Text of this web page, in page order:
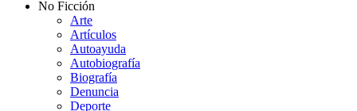
No Ficción
Arte
Artículos
Autoayuda
Autobiografía
Biografía
Denuncia
Deporte